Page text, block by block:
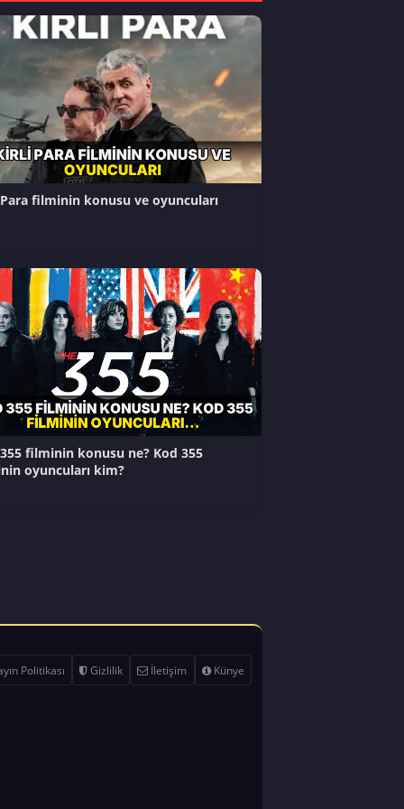
filminin konusu ve oyuncuları
filminin konusu ne? Kod 355
oyuncuları kim?
Politikası Gizlilik İletişim Künye